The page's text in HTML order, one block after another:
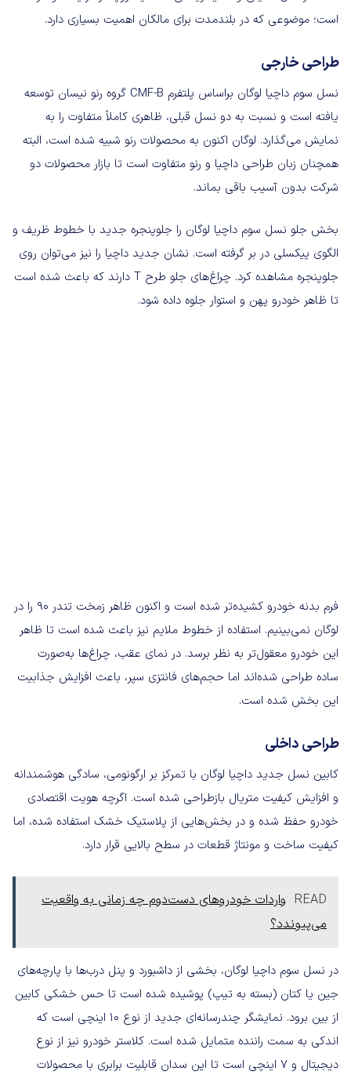
است؛ موضوعی که در بلندمدت برای مالکان اهمیت بسیاری دارد.
طراحی خارجی
نسل سوم داچیا لوگان براساس پلتفرم CMF-B گروه رنو نیسان توسعه
یافته است و نسبت به دو نسل قبلی، ظاهری کاملاً متفاوت را به
نمایش می‌گذارد. لوگان اکنون به محصولات رنو شبیه شده است، البته
همچنان زبان طراحی داچیا و رنو متفاوت است تا بازار محصولات دو
شرکت بدون آسیب باقی بماند.
بخش جلو نسل سوم داچیا لوگان را جلوپنجره جدید با خطوط ظریف و
الگوی پیکسلی در بر گرفته است. نشان جدید داچیا را نیز می‌توان روی
جلوپنجره مشاهده کرد. چراغ‌های جلو طرح T دارند که باعث شده است
تا ظاهر خودرو پهن و استوار جلوه داده شود.
فرم بدنه خودرو کشیده‌تر شده است و اکنون ظاهر زمخت تندر ۹۰ را در
لوگان نمی‌بینیم. استفاده از خطوط ملایم نیز باعث شده است تا ظاهر
این خودرو معقول‌تر به نظر برسد. در نمای عقب، چراغ‌ها به‌صورت
ساده طراحی شده‌اند اما حجم‌های فانتزی سپر، باعث افزایش جذابیت
این بخش شده است.
طراحی داخلی
کابین نسل جدید داچیا لوگان با تمرکز بر ارگونومی، سادگی هوشمندانه
و افزایش کیفیت متریال بازطراحی شده است. اگرچه هویت اقتصادی
خودرو حفظ شده و در بخش‌هایی از پلاستیک خشک استفاده شده، اما
کیفیت ساخت و مونتاژ قطعات در سطح بالایی قرار دارد.
READ واردات خودروهای دست‌دوم چه زمانی به واقعیت
می‌پیوندد؟
در نسل سوم داچیا لوگان، بخشی از داشبورد و پنل درب‌ها با پارچه‌های
جین یا کتان (بسته به تیپ) پوشیده شده است تا حس خشکی کابین
از بین برود. نمایشگر چندرسانه‌ای جدید از نوع ۱۰ اینچی است که
اندکی به سمت راننده متمایل شده است. کلاستر خودرو نیز از نوع
دیجیتال و ۷ اینچی است تا این سدان قابلیت برابری با محصولات